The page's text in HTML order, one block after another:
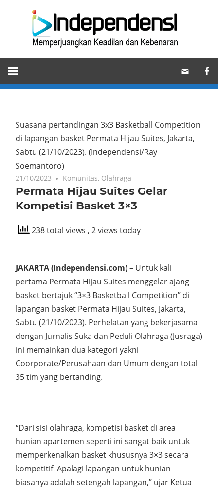
Memperjuangkan
Keadilan
dan
Suasana pertandingan 3x3 Basketball Competition
di lapangan basket Permata Hijau Suites, Jakarta,
Sabtu (21/10/2023). (Independensi/Ray
Soemantoro)
21/10/2023 Komunitas, Olahraga
Permata Hijau Suites Gelar
Kompetisi Basket 3×3
238 total views , 2 views today
JAKARTA (Independensi.com)– Untuk kali
pertama Permata Hijau Suites menggelar ajang
basket bertajuk “3×3 Basketball Competition” di
lapangan basket Permata Hijau Suites, Jakarta,
Sabtu (21/10/2023). Perhelatan yang bekerjasama
dengan Jurnalis Suka dan Peduli Olahraga (Jusraga)
ini memainkan dua kategori yakni
Coorporate/Perusahaan dan Umum dengan total
35 tim yang bertanding.
“Dari sisi olahraga, kompetisi basket di area
hunian apartemen seperti ini sangat baik untuk
memperkenalkan basket khususnya 3×3 secara
kompetitif. Apalagi lapangan untuk hunian
biasanya adalah setengah lapangan,” ujar Ketua